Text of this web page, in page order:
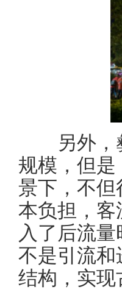
另外，彝
规模，但
景下，不
本负担，
入了后流
不是引流
结构，实